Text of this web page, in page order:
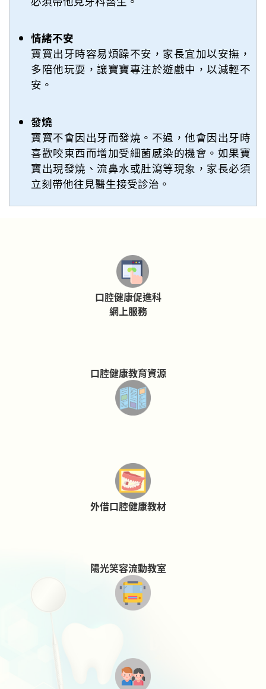
情緒不安
寶寶出牙時容易煩躁不安，家長宜加以安撫，
多陪他玩耍，讓寶寶專注於遊戲中，以減輕不
安。
發燒
寶寶不會因出牙而發燒。不過，他會因出牙時
喜歡咬東西而增加受細菌感染的機會。如果寶
寶出現發燒、流鼻水或肚瀉等現象，家長必須
立刻帶他往見醫生接受診治。
口腔健康促進科
網上服務
口腔健康教育資源
外借口腔健康教材
陽光笑容流動教室